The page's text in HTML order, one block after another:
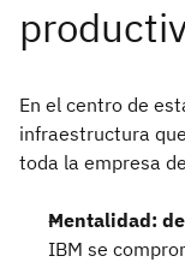
En el centro de
infraestructura
toda la empresa
Mentalidad:
IBM se